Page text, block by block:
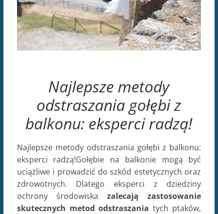
Najlepsze metody
odstraszania gołębi z
balkonu: eksperci radzą!
Najlepsze metody odstraszania gołębi z balkonu:
eksperci radzą!Gołębie na balkonie mogą być
uciążliwe i prowadzić do szkód estetycznych oraz
zdrowotnych. Dlatego eksperci z dziedziny
ochrony środowiskazalecają zastosowanie
skutecznych metod odstraszania tych ptaków,